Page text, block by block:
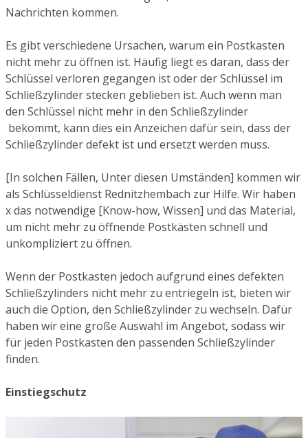
Nachrichten kommen.
Es gibt verschiedene Ursachen, warum ein Postkasten
nicht mehr zu öffnen ist. Häufig liegt es daran, dass der
Schlüssel verloren gegangen ist oder der Schlüssel im
Schließzylinder stecken geblieben ist. Auch wenn man
den Schlüssel nicht mehr in den Schließzylinder
bekommt, kann dies ein Anzeichen dafür sein, dass der
Schließzylinder defekt ist und ersetzt werden muss.
[In solchen Fällen, Unter diesen Umständen] kommen wir
als Schlüsseldienst Rednitzhembach zur Hilfe. Wir haben
x das notwendige [Know-how, Wissen] und das Material,
um nicht mehr zu öffnende Postkästen schnell und
unkompliziert zu öffnen.
Wenn der Postkasten jedoch aufgrund eines defekten
Schließzylinders nicht mehr zu entriegeln ist, bieten wir
auch die Option, den Schließzylinder zu wechseln. Dafür
haben wir eine große Auswahl im Angebot, sodass wir
für jeden Postkasten den passenden Schließzylinder
finden.
Einstiegschutz